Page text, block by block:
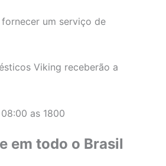
um serviço de
Viking receberão a
as 1800
em todo o Brasil